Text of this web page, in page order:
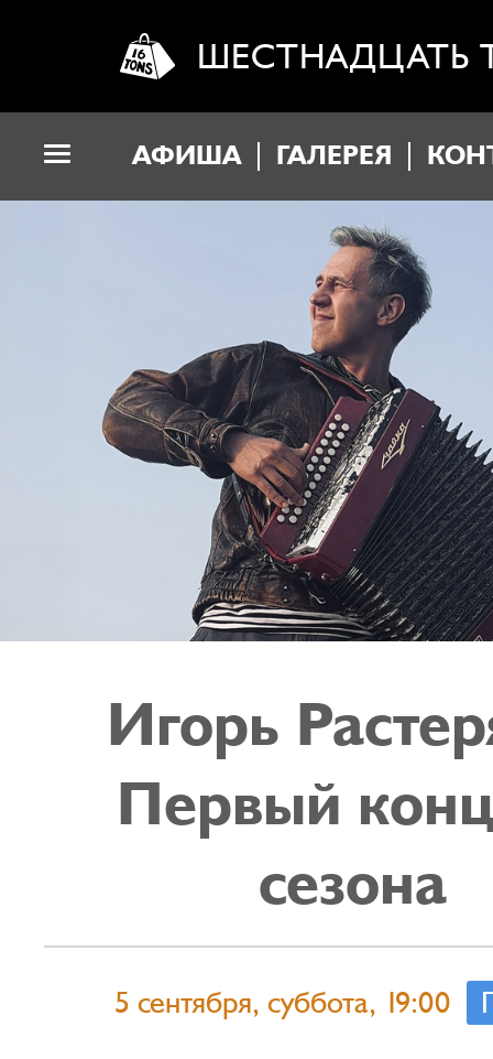
ШЕСТНАДЦАТЬ
АФИША ГАЛЕРЕЯ
Игорь
Первый
сезона
5 сентября, суббота, 19:00